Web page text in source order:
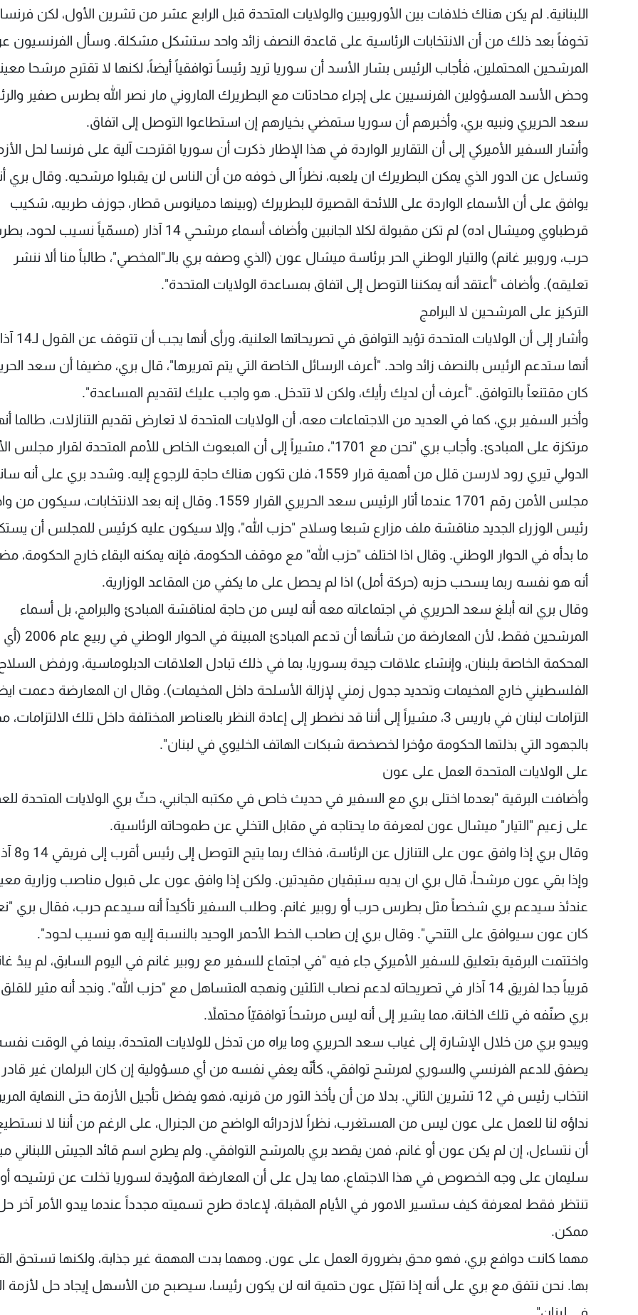
اللبنانية. لم يكن هناك خلافات بين الأوروبيين والولايات المتحدة قبل الرابع عشر من تشرين الأول، لكن
تخوفاً بعد ذلك من أن الانتخابات الرئاسية على قاعدة النصف زائد واحد ستشكل مشكلة. وسأل الفرنسيون
المرشحين المحتملين، فأجاب الرئيس بشار الأسد أن سوريا تريد رئيساً توافقياً أيضاً، لكنها لا تقترح مرشحا
وحض الأسد المسؤولين الفرنسيين على إجراء محادثات مع البطريرك الماروني مار نصر الله بطرس صفير
سعد الحريري ونبيه بري، وأخبرهم أن سوريا ستمضي بخيارهم إن استطاعوا التوصل إلى اتفاق.
وأشار السفير الأميركي إلى أن التقارير الواردة في هذا الإطار ذكرت أن سوريا اقترحت آلية على فرنسا لحل
وتساءل عن الدور الذي يمكن البطريرك ان يلعبه، نظراً الى خوفه من أن الناس لن يقبلوا مرشحيه. وقال بري
يوافق على أن الأسماء الواردة على اللائحة القصيرة للبطريرك (وبينها دميانوس قطار، جوزف طربيه، شكيب
قرطباوي وميشال اده) لم تكن مقبولة لكلا الجانبين وأضاف أسماء مرشحي 14 آذار (مسمّياً نسيب
حرب، وروبير غانم) والتيار الوطني الحر برئاسة ميشال عون (الذي وصفه بري بالـ"المخصي"، طالباً منا ألا ننشر
تعليقه). وأضاف "أعتقد أنه يمكننا التوصل إلى اتفاق بمساعدة الولايات المتحدة".
التركيز على المرشحين لا البرامج
وأشار إلى أن الولايات
أنها ستدعم الرئيس بالنصف زائد واحد. "أعرف الرسائل الخاصة التي يتم تمريرها"، قال بري، مضيفا أن سعد
كان مقتنعاً بالتوافق. "أعرف أن لديك رأيك، ولكن لا تتدخل. هو واجب عليك لتقديم المساعدة".
وأخبر السفير بري، كما في العديد من الاجتماعات معه، أن الولايات المتحدة لا تعارض تقديم التنازلات، طالما
مرتكزة على المبادئ. وأجاب بري "نحن مع 1701"، مشيراً إلى أن المبعوث الخاص للأمم المتحدة لقرار
الدولي تيري رود لارسن قلل من أهمية قرار 1559، فلن تكون هناك حاجة للرجوع إليه. وشدد بري على أنه
مجلس الأمن رقم 1701 عندما أثار الرئيس سعد الحريري القرار 1559. وقال إنه بعد الانتخابات،
رئيس الوزراء الجديد مناقشة ملف مزارع شبعا وسلاح "حزب الله"، وإلا سيكون عليه كرئيس للمجلس أن
ما بدأه في الحوار الوطني. وقال اذا اختلف "حزب الله" مع موقف الحكومة، فإنه يمكنه البقاء خارج الحكومة،
أنه هو نفسه ربما يسحب حزبه (حركة أمل) اذا لم يحصل على ما يكفي من المقاعد الوزارية.
وقال بري انه أبلغ سعد الحريري في اجتماعاته معه أنه ليس من حاجة لمناقشة المبادئ والبرامج، بل أسماء
المرشحين فقط، لأن المعارضة من شأنها أن
المحكمة الخاصة بلبنان، وإنشاء علاقات جيدة بسوريا، بما في ذلك تبادل العلاقات الدبلوماسية، ورفض السلاح
الفلسطيني خارج المخيمات وتحديد جدول زمني لإزالة الأسلحة داخل المخيمات). وقال ان المعارضة دعمت
التزامات لبنان في باريس 3، مشيراً إلى أننا قد نضطر إلى إعادة النظر بالعناصر المختلفة داخل تلك الالتزامات،
بالجهود التي بذلتها الحكومة مؤخرا لخصخصة شبكات الهاتف الخليوي في لبنان".
على الولايات المتحدة العمل على عون
وأضافت البرقية "بعدما اختلى بري مع السفير في حديث خاص في مكتبه الجانبي، حثّ بري الولايات المتحدة
على زعيم "التيار" ميشال عون لمعرفة ما يحتاجه في مقابل التخلي عن طموحاته الرئاسية.
وقال بري إذا وافق عون على التنازل
وإذا بقي عون مرشحاً، قال بري ان يديه ستبقيان مقيدتين. ولكن إذا وافق عون على قبول مناصب وزارية
عندئذ سيدعم بري شخصاً مثل بطرس حرب أو روبير غانم. وطلب السفير تأكيداً أنه سيدعم حرب، فقال بري
كان عون سيوافق على التنحي". وقال بري إن صاحب الخط الأحمر الوحيد بالنسبة إليه هو نسيب لحود".
واختتمت البرقية بتعليق للسفير الأميركي جاء فيه "في اجتماع للسفير مع روبير غانم في اليوم السابق، لم يبدُ
قريباً جدا لفريق 14 آذار في تصريحاته لدعم نصاب الثلثين ونهجه المتساهل مع "حزب الله". ونجد أنه مثير
بري صنّفه في تلك الخانة، مما يشير إلى أنه ليس مرشحاً توافقيّاً محتملاً.
ويبدو بري من خلال الإشارة إلى غياب سعد الحريري وما يراه من تدخل للولايات المتحدة، بينما في الوقت
يصفق للدعم الفرنسي والسوري لمرشح توافقي، كأنّه يعفي نفسه من أي مسؤولية إن كان البرلمان غير
انتخاب رئيس في 12 تشرين الثاني. بدلا من أن يأخذ الثور من قرنيه، فهو يفضل تأجيل الأزمة حتى النهاية
نداؤه لنا للعمل على عون ليس من المستغرب، نظراً لازدرائه الواضح من الجنرال، على الرغم من أننا لا
أن نتساءل، إن لم يكن عون أو غانم، فمن يقصد بري بالمرشح التوافقي. ولم يطرح اسم قائد الجيش اللبناني
سليمان على وجه الخصوص في هذا الاجتماع، مما يدل على أن المعارضة المؤيدة لسوريا تخلت عن ترشيحه أو
تنتظر فقط لمعرفة كيف ستسير الامور في الأيام المقبلة، لإعادة طرح تسميته مجدداً عندما يبدو الأمر آخر
ممكن.
مهما كانت دوافع بري، فهو محق بضرورة العمل على عون. ومهما بدت المهمة غير جذابة، ولكنها تستحق
بها. نحن نتفق مع بري على أنه إذا تقبّل عون حتمية انه لن يكون رئيسا، سيصبح من الأسهل إيجاد حل لأزمة